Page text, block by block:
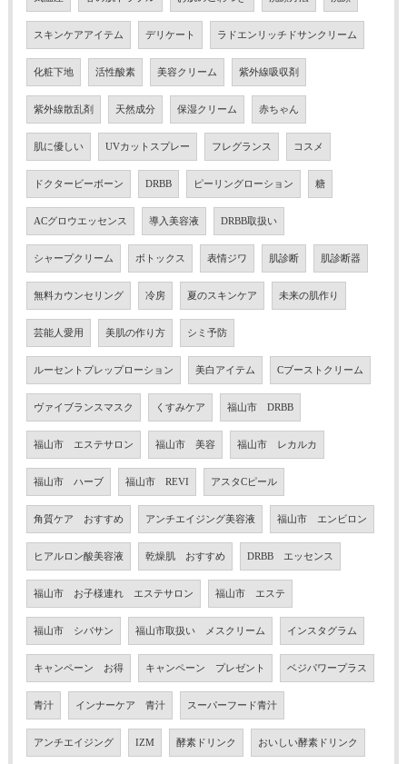
スキンケアアイテム デリケート ラドエンリッチドサンクリーム
化粧下地 活性酸素 美容クリーム 紫外線吸収剤
紫外線散乱剤 天然成分 保湿クリーム 赤ちゃん
肌に優しい UVカットスプレー フレグランス コスメ
ドクタービーボーン DRBB ピーリングローション 糖
ACグロウエッセンス 導入美容液 DRBB取扱い
シャープクリーム ボトックス 表情ジワ 肌診断 肌診断器
無料カウンセリング 冷房 夏のスキンケア 未来の肌作り
芸能人愛用 美肌の作り方 シミ予防
ルーセントプレップローション 美白アイテム Cブーストクリーム
ヴァイブランスマスク くすみケア 福山市 DRBB
福山市 エステサロン 福山市 美容 福山市 レカルカ
福山市 ハーブ 福山市 REVI アスタCピール
角質ケア おすすめ アンチエイジング美容液 福山市 エンビロン
ヒアルロン酸美容液 乾燥肌 おすすめ DRBB エッセンス
福山市 お子様連れ エステサロン 福山市 エステ
福山市 シバサン 福山市取扱い メスクリーム インスタグラム
キャンペーン お得 キャンペーン プレゼント ベジパワープラス
青汁 インナーケア 青汁 スーパーフード青汁
アンチエイジング IZM 酵素ドリンク おいしい酵素ドリンク